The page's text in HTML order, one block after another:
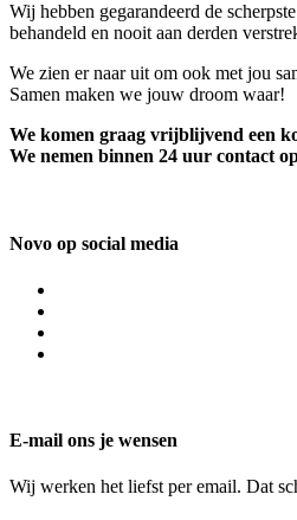
Wij hebben gegarandeerd de
behandeld en nooit aan derden
We zien er naar uit om ook met jou
Samen maken we jouw droom waar!
We komen graag vrijblijvend een
We nemen binnen 24 uur contact
Novo op social media
E-mail ons je wensen
Wij werken het liefst per email. Dat